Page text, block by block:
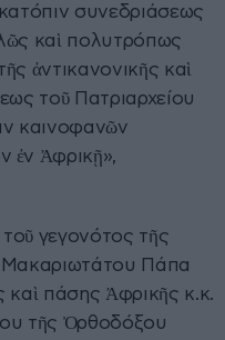
συνεδριάσεως
καὶ πολυτρόπως
ἀντικανονικῆς καὶ
τοῦ Πατριαρχείου
καινοφανῶν
ἐν Ἀφρικῇ»,
γεγονότος τῆς
Μακαριωτάτου Πάπα
καὶ πάσης Ἀφρικῆς κ.κ.
τῆς Ὀρθοδόξου